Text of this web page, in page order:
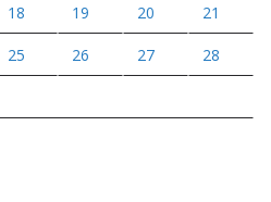
18 19 20 21
25 26 27 28